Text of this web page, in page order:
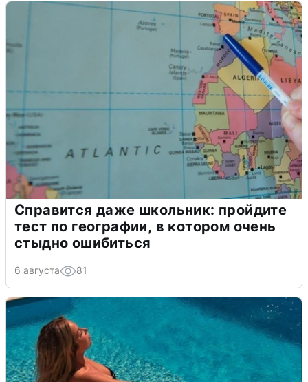
Справится даже школьник: пройдите
тест по географии, в котором очень
стыдно ошибиться
6 августа 81